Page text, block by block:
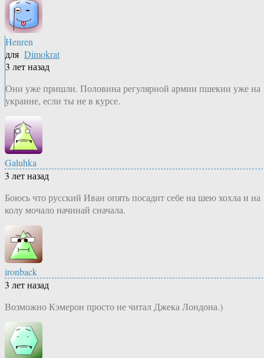
Henren
для Dimokrat
3 лет назад
Они уже пришли. Половина регулярной армии пшекии уже на
украине, если ты не в курсе.
Galuhka
3 лет назад
Боюсь что русский Иван опять посадит себе на шею хохла и на
колу мочало начинай сначала.
ironback
3 лет назад
Возможно Кэмерон просто не читал Джека Лондона.)